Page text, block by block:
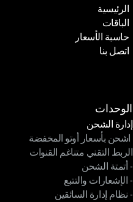
الرئيسية
الرئيسية
الباقات
الباقات
حاسبة الأسعار
حاسبة الأسعار
اتصل بنا
الوحدات
إدارة الشحن
إدارة الشحن
اشحن بأسعار أوتو المخفضة
اشحن بأسعار أوتو المخفضة
الربط التقني متناغم القنوات
الربط التقني متناغم القنوات
- أتمتة الشحن
- أتمتة الشحن
- الإشعارات والتتبع
- الإشعارات والتتبع
- نظام إدارة السائقين